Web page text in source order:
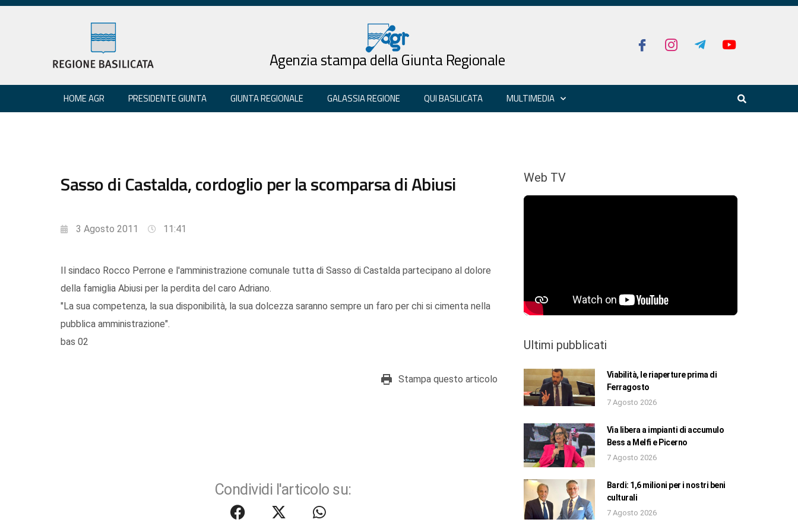
Agenzia stampa della Giunta Regionale
HOME AGR PRESIDENTE GIUNTA GIUNTA REGIONALE GALASSIA REGIONE QUI BASILICATA MULTIMEDIA
Sasso di Castalda, cordoglio per la scomparsa di Abiusi
3 Agosto 2011 11:41
Il sindaco Rocco Perrone e l'amministrazione comunale tutta di Sasso di Castalda partecipano al dolore
della famiglia Abiusi per la perdita del caro Adriano.
"La sua competenza, la sua disponibilità, la sua dolcezza saranno sempre un faro per chi si cimenta nella
pubblica amministrazione".
bas 02
Stampa questo articolo
Condividi l'articolo su:
Web TV
Ultimi pubblicati
Viabilità, le riaperture prima di
Ferragosto
7 Agosto 2026
Via libera a impianti di accumulo
Bess a Melfi e Picerno
7 Agosto 2026
Bardi: 1,6 milioni per i nostri beni
culturali
7 Agosto 2026